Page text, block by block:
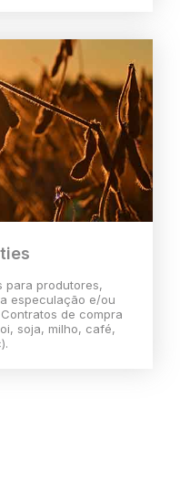
para produtores,
especulação e/ou
de compra
soja, milho, café,